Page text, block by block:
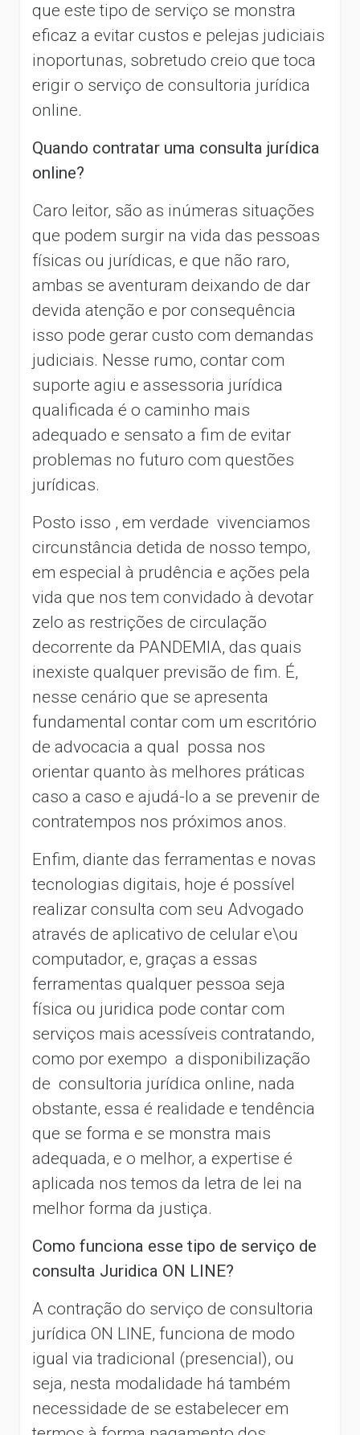
que este tipo de serviço se monstra
eficaz a evitar custos e pelejas judiciais
inoportunas, sobretudo creio que toca
erigir o serviço de consultoria jurídica
online.
Quando contratar uma consulta jurídica
online?
Caro leitor, são as inúmeras situações
que podem surgir na vida das pessoas
físicas ou jurídicas, e que não raro,
ambas se aventuram deixando de dar
devida atenção e por consequência
isso pode gerar custo com demandas
judiciais. Nesse rumo, contar com
suporte agiu e assessoria jurídica
qualificada é o caminho mais
adequado e sensato a fim de evitar
problemas no futuro com questões
jurídicas.
Posto isso , em verdade vivenciamos
circunstância detida de nosso tempo,
em especial à prudência e ações pela
vida que nos tem convidado à devotar
zelo as restrições de circulação
decorrente da PANDEMIA, das quais
inexiste qualquer previsão de fim. É,
nesse cenário que se apresenta
fundamental contar com um escritório
de advocacia a qual possa nos
orientar quanto às melhores práticas
caso a caso e ajudá-lo a se prevenir de
contratempos nos próximos anos.
Enfim, diante das ferramentas e novas
tecnologias digitais, hoje é possível
realizar consulta com seu Advogado
através de aplicativo de celular e\ou
computador, e, graças a essas
ferramentas qualquer pessoa seja
física ou juridica pode contar com
serviços mais acessíveis contratando,
como por exempo a disponibilização
de consultoria jurídica online, nada
obstante, essa é realidade e tendência
que se forma e se monstra mais
adequada, e o melhor, a expertise é
aplicada nos temos da letra de lei na
melhor forma da justiça.
Como funciona esse tipo de serviço de
consulta Juridica ON LINE?
A contração do serviço de consultoria
jurídica ON LINE, funciona de modo
igual via tradicional (presencial), ou
seja, nesta modalidade há também
necessidade de se estabelecer em